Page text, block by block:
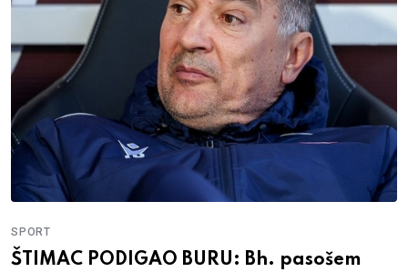
SPORT
ŠTIMAC PODIGAO BURU: Bh. pasošem